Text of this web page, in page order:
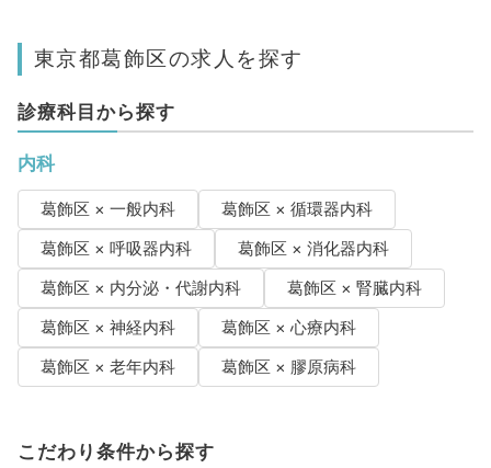
東京都葛飾区の求人を探す
診療科目から探す
内科
葛飾区 × 一般内科
葛飾区 × 循環器内科
葛飾区 × 呼吸器内科
葛飾区 × 消化器内科
葛飾区 × 内分泌・代謝内科
葛飾区 × 腎臓内科
葛飾区 × 神経内科
葛飾区 × 心療内科
葛飾区 × 老年内科
葛飾区 × 膠原病科
こだわり条件から探す